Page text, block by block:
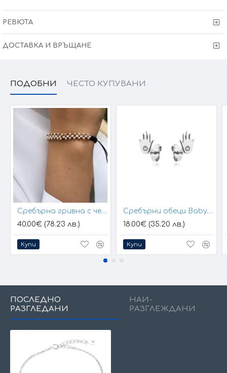
МЕСЕЦА
РЕВЮТА
ДОСТАВКА И ВРЪЩАНЕ
ПОДОБНИ ЧЕСТО КУПУВАНИ
Сребърна гривна с черен конец и позлатени топчета
40.00€ (78.23 лв.)
Купи
Сребърни обеци Baby Hands
18.00€ (35.20 лв.)
Купи
ПОСЛЕДНО
РАЗГЛЕДАНИ
НАЙ-
РАЗГЛЕЖДАНИ